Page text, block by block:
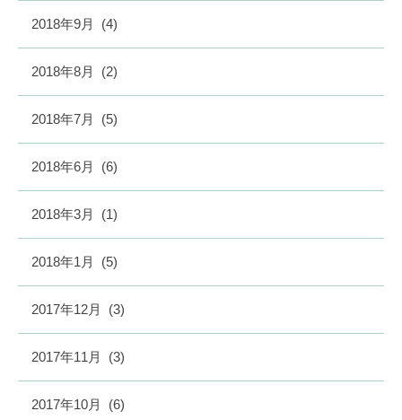
2018年9月 (4)
2018年8月 (2)
2018年7月 (5)
2018年6月 (6)
2018年3月 (1)
2018年1月 (5)
2017年12月 (3)
2017年11月 (3)
2017年10月 (6)